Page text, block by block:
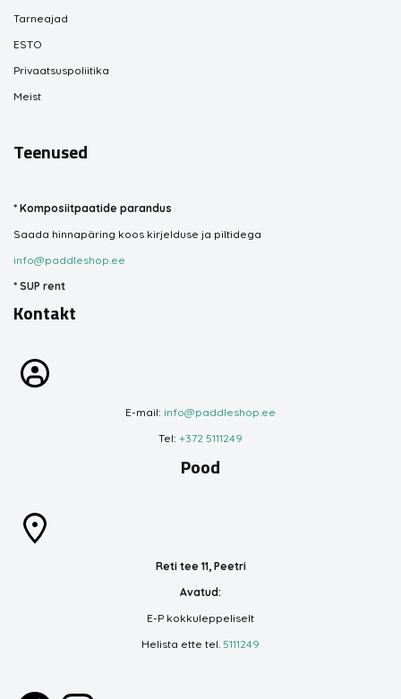
Tarneajad
ESTO
Privaatsuspoliitika
Meist
Teenused
* Komposiitpaatide parandus
Saada hinnapäring koos kirjelduse ja piltidega
info@paddleshop.ee
* SUP rent
Kontakt
E-mail: info@paddleshop.ee
Tel: +372 5111249
Pood
Reti tee 11, Peetri
Avatud:
E-P kokkuleppeliselt
Helista ette tel. 5111249